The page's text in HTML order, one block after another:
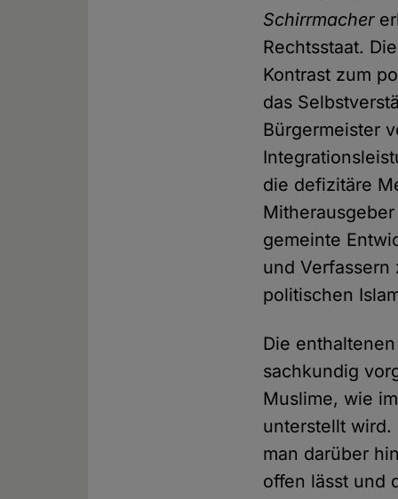
Schirrmacher
Rechtsstaat.
Kontrast zum
das
Bürgermeister
die defizitäre
Mitherausgeber
gemeinte
und
politischen
Die
sachkundig
Muslime, wie
unterstellt wird.
man darüber
offen lässt und